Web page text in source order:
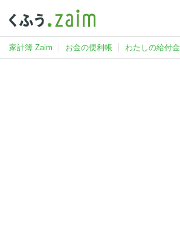
家計簿 Zaim お金の便利帳 わたしの給付金